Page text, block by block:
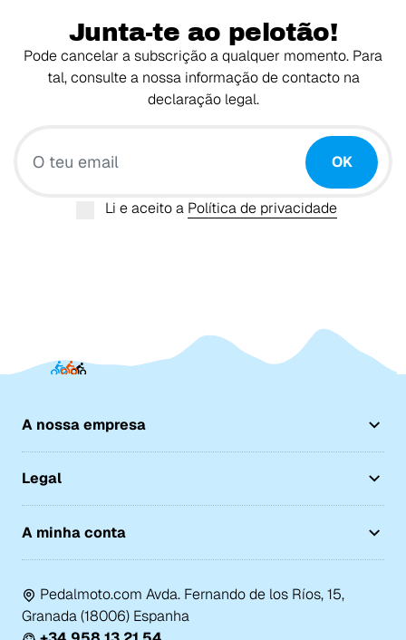
Junta-te ao pelotão!
Pode cancelar a subscrição a qualquer momento. Para
tal, consulte a nossa informação de contacto na
declaração legal.
OK
Li e aceito a Política de privacidade
A nossa empresa
Legal
A minha conta
Pedalmoto.com Avda. Fernando de los Ríos, 15,
Granada (18006) Espanha